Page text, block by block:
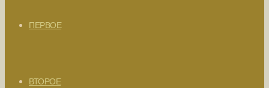
ПЕРВОЕ
ВТОРОЕ